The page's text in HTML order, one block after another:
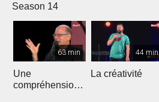
Season 14
63 min
Une
compréhension
44 min
La créativité